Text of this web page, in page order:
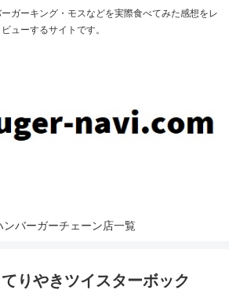
ガーキング・モスなどを実際食べてみた感想をレ
ビューするサイトです。
ンバーガーチェーン店一覧
りやきツイスターボック